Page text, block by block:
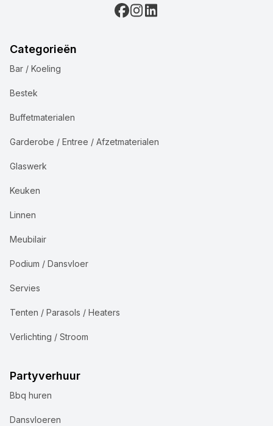
Categorieën
Bar / Koeling
Bestek
Buffetmaterialen
Garderobe / Entree / Afzetmaterialen
Glaswerk
Keuken
Linnen
Meubilair
Podium / Dansvloer
Servies
Tenten / Parasols / Heaters
Verlichting / Stroom
Partyverhuur
Bbq huren
Dansvloeren